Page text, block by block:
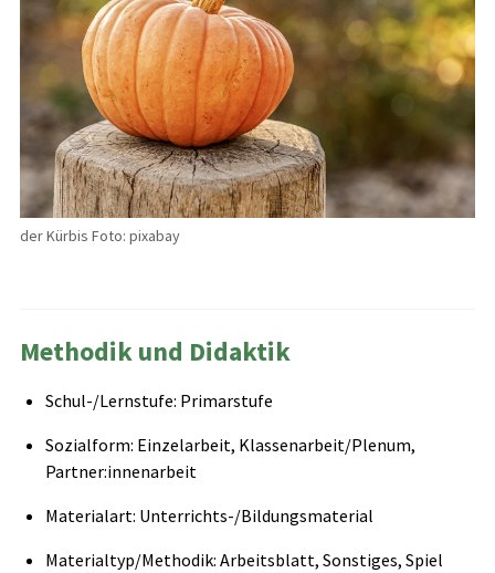
der Kürbis Foto: pixabay
Methodik und Didaktik
Schul-/Lernstufe: Primarstufe
Sozialform: Einzelarbeit, Klassenarbeit/Plenum,
Partner:innenarbeit
Materialart: Unterrichts-/Bildungsmaterial
Materialtyp/Methodik: Arbeitsblatt, Sonstiges, Spiel